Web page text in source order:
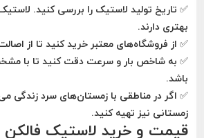
✅ تاریخ تولید لاستیک را بررسی کنید.
بهتری دارند.
✅ از فروشگاه‌های معتبر خرید کنید تا از
✅ به شاخص بار و سرعت دقت کنید تا با
باشد.
✅ اگر در مناطقی با زمستان‌های سرد زندگی
زمستانی نیز تهیه کنید.